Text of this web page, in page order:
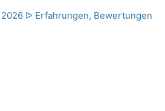
2026 ᐅ Erfahrungen, Bewertungen